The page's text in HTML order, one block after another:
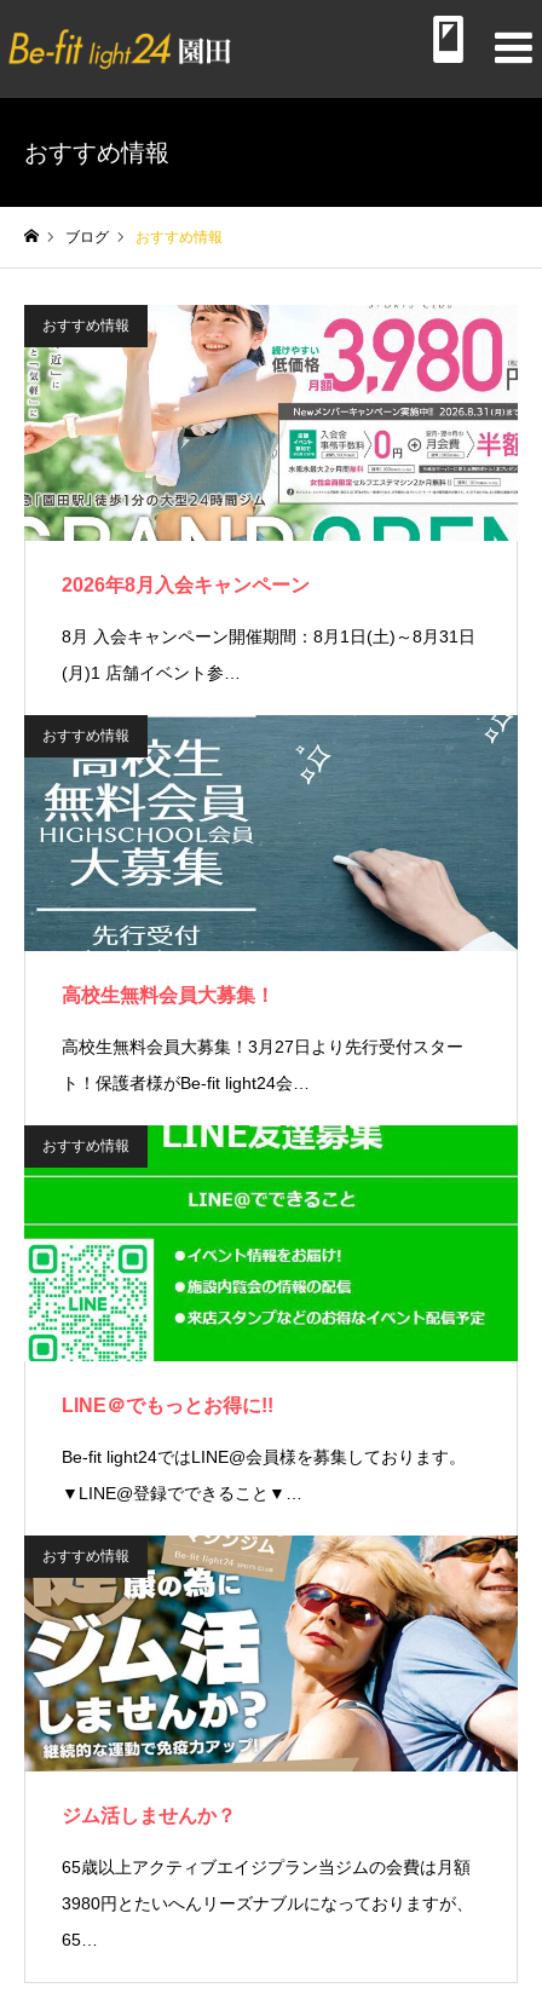
おすすめ情報
ブログ おすすめ情報
おすすめ情報
2026年8月入会キャンペーン
8月 入会キャンペーン開催期間：8月1日(土)～8月31日
(月)1 店舗イベント参…
おすすめ情報
高校生無料会員大募集！
高校生無料会員大募集！3月27日より先行受付スター
ト！保護者様がBe-fit light24会…
おすすめ情報
LINE＠でもっとお得に!!
Be-fit light24ではLINE@会員様を募集しております。
▼LINE@登録でできること▼…
おすすめ情報
ジム活しませんか？
65歳以上アクティブエイジプラン当ジムの会費は月額
3980円とたいへんリーズナブルになっておりますが、
65…